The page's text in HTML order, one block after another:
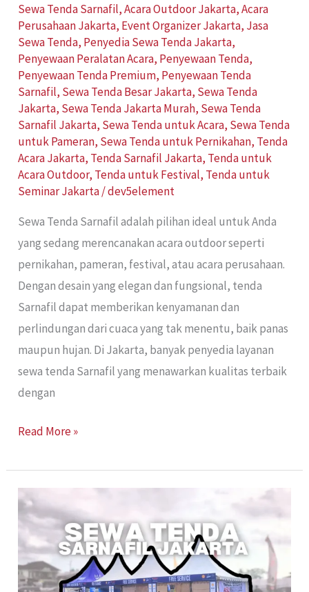
Sewa Tenda Sarnafil,Acara Outdoor Jakarta,Acara
Perusahaan Jakarta, Event Organizer Jakarta, Jasa
Sewa Tenda, Penyedia Sewa Tenda Jakarta,
Penyewaan Peralatan Acara, Penyewaan Tenda,
Penyewaan Tenda Premium, Penyewaan Tenda
Sarnafil, Sewa Tenda Besar Jakarta, Sewa Tenda
Jakarta, Sewa Tenda Jakarta Murah, Sewa Tenda
Sarnafil Jakarta, Sewa Tenda untuk Acara, Sewa Tenda
untuk Pameran, Sewa Tenda untuk Pernikahan, Tenda
Acara Jakarta, Tenda Sarnafil Jakarta, Tenda untuk
Acara Outdoor, Tenda untuk Festival, Tenda untuk
Seminar Jakarta/dev5element
Sewa Tenda Sarnafil adalah pilihan ideal untuk Anda
yang sedang merencanakan acara outdoor seperti
pernikahan, pameran, festival, atau acara perusahaan.
Dengan desain yang elegan dan fungsional, tenda
Sarnafil dapat memberikan kenyamanan dan
perlindungan dari cuaca yang tak menentu, baik panas
maupun hujan. Di Jakarta, banyak penyedia layanan
sewa tenda Sarnafil yang menawarkan kualitas terbaik
dengan
Aman
Read More »
Sewa
Tenda
Sarnafil
Jakarta:
Pilihan